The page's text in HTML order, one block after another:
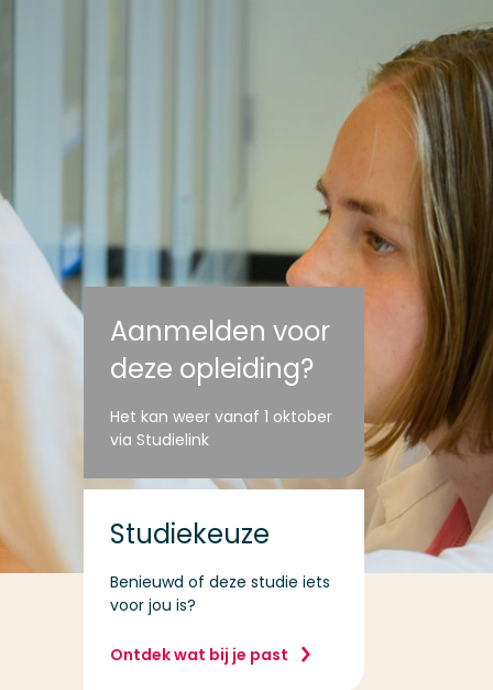
Aanmelden voor
deze opleiding?
Het kan weer vanaf 1 oktober
via Studielink
Studiekeuze
Benieuwd of deze studie iets
voor jou is?
Ontdek wat bij je past